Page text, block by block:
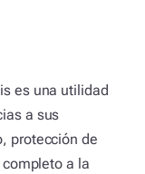
es una utilidad
a sus
protección de
a la